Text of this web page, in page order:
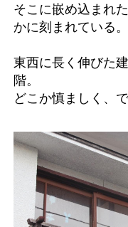
そこに嵌め込まれ
かに刻まれている。
東西に長く伸びた
階。
どこか慎ましく、